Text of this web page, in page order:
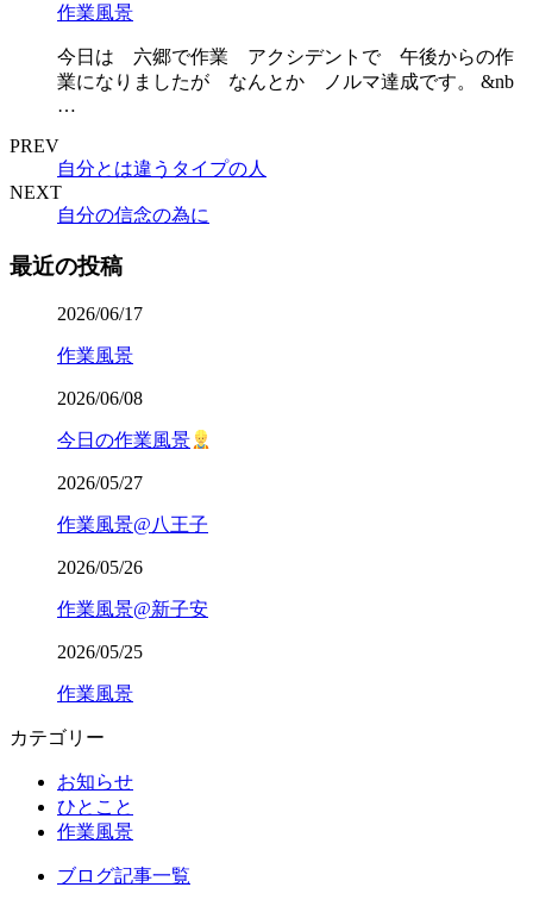
作業風景
今日は 六郷で作業 アクシデントで 午後からの作
業になりましたが なんとか ノルマ達成です。 &nb
…
PREV
自分とは違うタイプの人
NEXT
自分の信念の為に
最近の投稿
2026/06/17
作業風景
2026/06/08
今日の作業風景
2026/05/27
作業風景@八王子
2026/05/26
作業風景@新子安
2026/05/25
作業風景
カテゴリー
お知らせ
ひとこと
作業風景
ブログ記事一覧